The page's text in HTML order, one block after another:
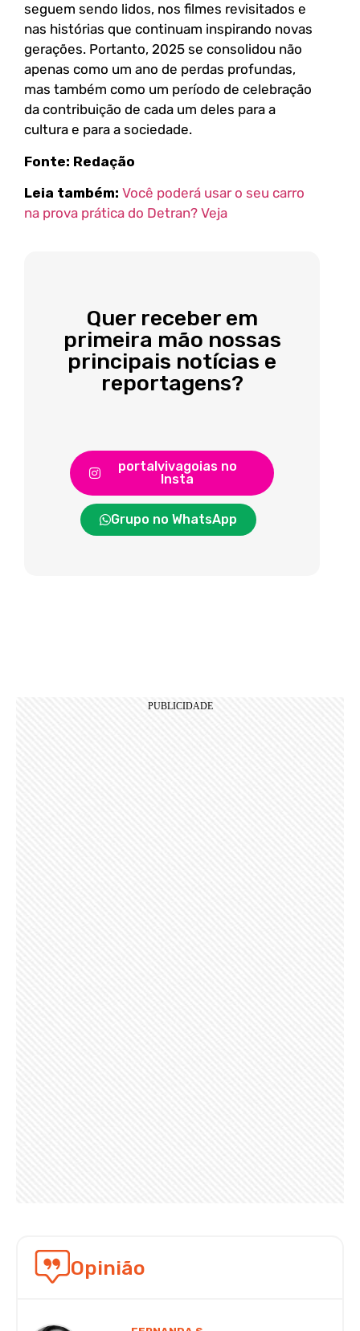
seguem sendo lidos, nos filmes revisitados e
nas histórias que continuam inspirando novas
gerações. Portanto, 2025 se consolidou não
apenas como um ano de perdas profundas,
mas também como um período de celebração
da contribuição de cada um deles para a
cultura e para a sociedade.
Fonte: Redação
Leia também: Você poderá usar o seu carro
na prova prática do Detran? Veja
Quer receber em
primeira mão nossas
principais notícias e
reportagens?
portalvivagoias no
Insta
Grupo no WhatsApp
Opinião